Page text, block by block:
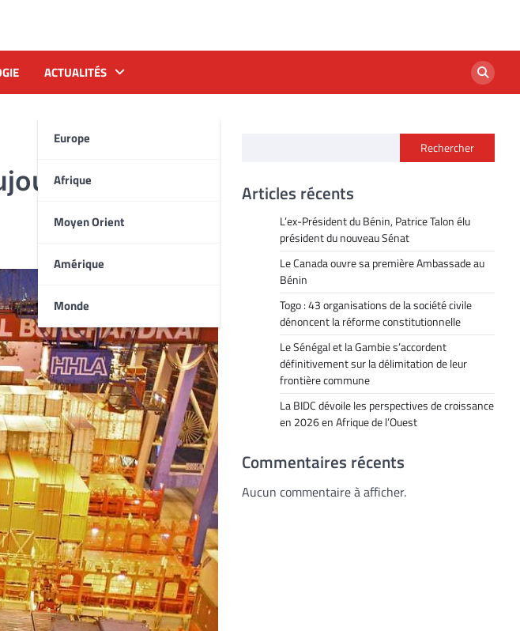
ACTUALITÉS
Europe
Afrique
Moyen Orient
Amérique
Monde
au plus
Rechercher
Articles récents
L’ex-Président du Bénin, Patrice Talon élu
président du nouveau Sénat
Le Canada ouvre sa première Ambassade au
Bénin
Togo : 43 organisations de la société civile
dénoncent la réforme constitutionnelle
Le Sénégal et la Gambie s’accordent
définitivement sur la délimitation de leur
frontière commune
La BIDC dévoile les perspectives de croissance
en 2026 en Afrique de l’Ouest
Commentaires récents
Aucun commentaire à afficher.